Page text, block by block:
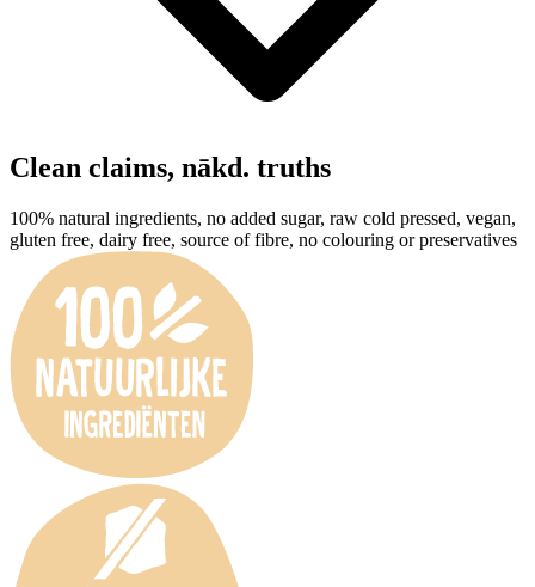
Clean claims, nākd. truths
100% natural ingredients, no added sugar, raw cold pressed, vegan,
gluten free, dairy free, source of fibre, no colouring or preservatives